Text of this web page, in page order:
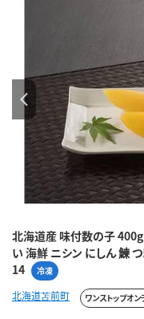
北海道産 味付数の子
い 海鮮 ニシン にしん 鰊
14
冷凍
北海道苫前町 ワンストップオ